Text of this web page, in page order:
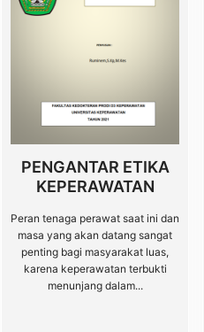
PENGANTAR ETIKA
KEPERAWATAN
Peran tenaga perawat saat ini dan
masa yang akan datang sangat
penting bagi masyarakat luas,
karena keperawatan terbukti
menunjang dalam...